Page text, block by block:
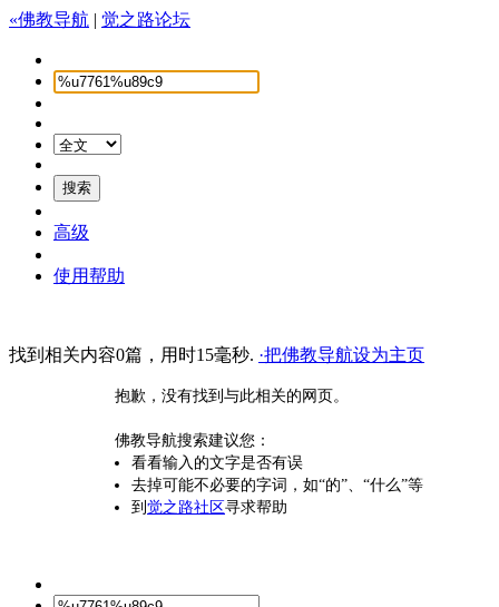
«佛教导航 | 觉之路论坛
高级
使用帮助
找到相关内容0篇，用时15毫秒. ·把佛教导航设为主页
抱歉，没有找到与此相关的网页。
佛教导航搜索建议您：
看看输入的文字是否有误
去掉可能不必要的字词，如“的”、“什么”等
到 觉之路社区寻求帮助